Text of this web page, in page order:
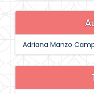
Adriana Manzo